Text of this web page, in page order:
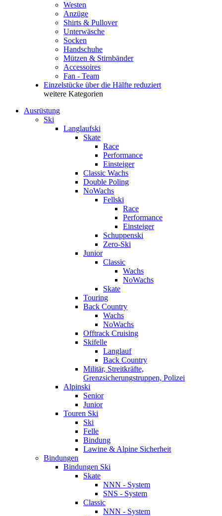
Westen
Anzüge
Shirts & Pullover
Unterwäsche
Socken
Handschuhe
Mützen & Stirnbänder
Accessoires
Fan - Team
Einzelstücke über die Hälfte reduziert
weitere Kategorien
Ausrüstung
Ski
Langlaufski
Skate
Race
Performance
Einsteiger
Classic Wachs
Double Poling
NoWachs
Fellski
Race
Performance
Einsteiger
Schuppenski
Zero-Ski
Junior
Classic
Wachs
NoWachs
Skate
Touring
Back Country
Wachs
NoWachs
Offtrack Cruising
Skifelle
Langlauf
Back Country
Militär, Streitkräfte,
Grenzsicherungstruppen, Polizei
Alpinski
Senior
Junior
Touren Ski
Ski
Felle
Bindung
Lawine & Alpine Sicherheit
Bindungen
Bindungen Ski
Skate
NNN - System
SNS - System
Classic
NNN - System